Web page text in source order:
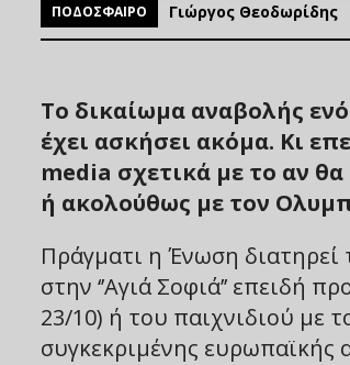
ΠΟΔΟΣΦΑΙΡΟ Γιώργος Θεοδωρίδης
Το δικαίωμα αναβολής
έχει ασκήσει ακόμα. Κι
media σχετικά με το αν
ή ακολούθως με τον
Πράγματι η Ένωση
στην ‘’Αγιά Σοφιά’’ επειδή
23/10) ή του παιχνιδιού με
συγκεκριμένης ευρωπαϊκής